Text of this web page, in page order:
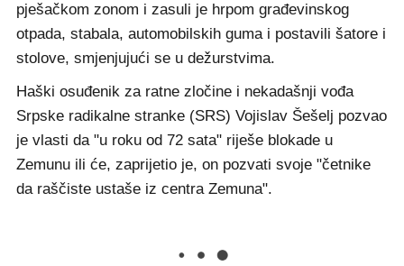
pješačkom zonom i zasuli je hrpom građevinskog
otpada, stabala, automobilskih guma i postavili šatore i
stolove, smjenjujući se u dežurstvima.
Haški osuđenik za ratne zločine i nekadašnji vođa
Srpske radikalne stranke (SRS) Vojislav Šešelj pozvao
je vlasti da "u roku od 72 sata" riješe blokade u
Zemunu ili će, zaprijetio je, on pozvati svoje "četnike
da raščiste ustaše iz centra Zemuna".